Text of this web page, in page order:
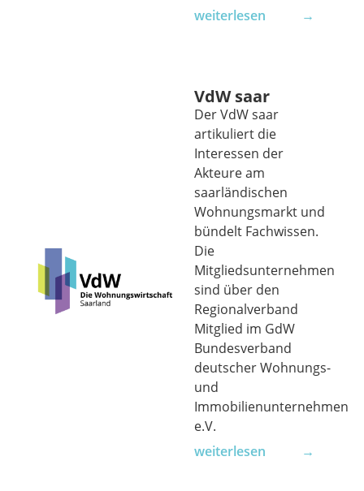
weiterlesen →
VdW saar
Der VdW saar
artikuliert die
Interessen der
Akteure am
saarländischen
Wohnungsmarkt und
bündelt Fachwissen.
Die
Mitgliedsunternehmen
sind über den
Regionalverband
Mitglied im GdW
Bundesverband
deutscher Wohnungs-
und
Immobilienunternehmen
e.V.
weiterlesen →